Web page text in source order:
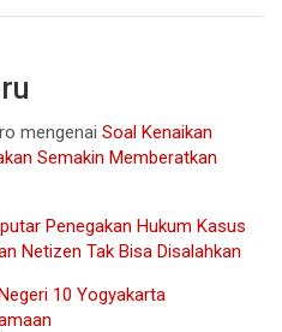
mengenai Soal Kenaikan
Semakin Memberatkan
Penegakan Hukum Kasus
Netizen Tak Bisa Disalahkan
10 Yogyakarta